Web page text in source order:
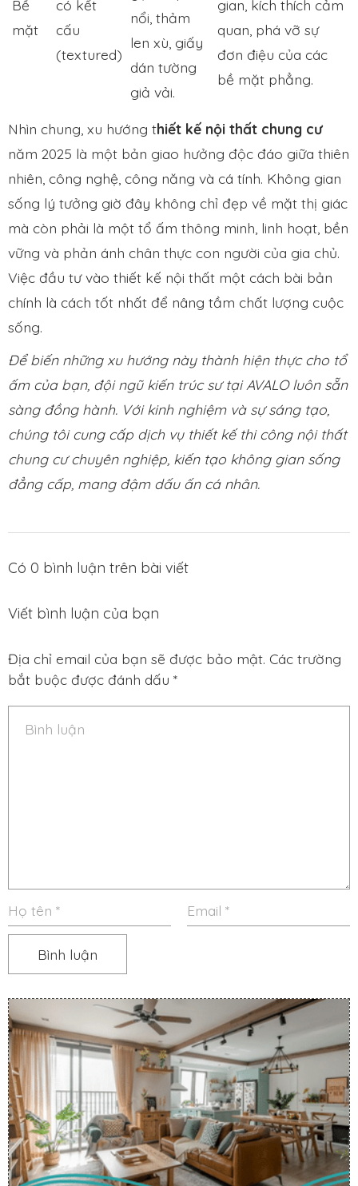
Bề
mặt
có kết
cấu
(textured)
nổi, thảm
len xù, giấy
dán tường
giả vải.
gian, kích thích cảm
quan, phá vỡ sự
đơn điệu của các
bề mặt phẳng.
Nhìn chung, xu hướng thiết kế nội thất chung cư
năm 2025 là một bản giao hưởng độc đáo giữa thiên
nhiên, công nghệ, công năng và cá tính. Không gian
sống lý tưởng giờ đây không chỉ đẹp về mặt thị giác
mà còn phải là một tổ ấm thông minh, linh hoạt, bền
vững và phản ánh chân thực con người của gia chủ.
Việc đầu tư vào thiết kế nội thất một cách bài bản
chính là cách tốt nhất để nâng tầm chất lượng cuộc
sống.
Để biến những xu hướng này thành hiện thực cho tổ
ấm của bạn, đội ngũ kiến trúc sư tại AVALO luôn sẵn
sàng đồng hành. Với kinh nghiệm và sự sáng tạo,
chúng tôi cung cấp dịch vụ thiết kế thi công nội thất
chung cư chuyên nghiệp, kiến tạo không gian sống
đẳng cấp, mang đậm dấu ấn cá nhân.
Có 0 bình luận trên bài viết
Viết bình luận của bạn
Địa chỉ email của bạn sẽ được bảo mật. Các trường
bắt buộc được đánh dấu *